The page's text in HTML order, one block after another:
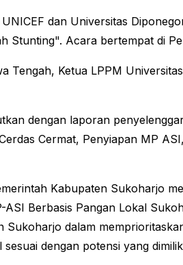
dan Universitas
Stunting". Acara bertempat di
Tengah, Ketua LPPM
dengan laporan
Cermat, Penyiapan MP
Kabupaten Sukoharjo
Berbasis Pangan Lokal
dalam
dengan potensi yang